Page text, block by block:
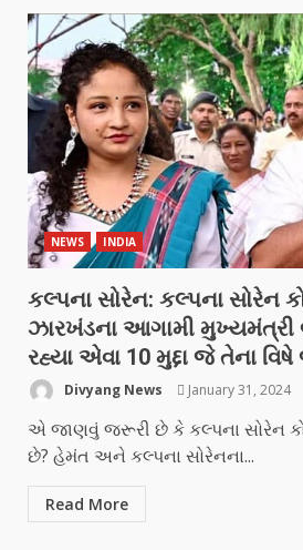
NEWS INDIA
કલ્પના સોરેન: કલ્પના સોરેન
ઝારખંડના આગામી
રહ્યા એવા 10 મુદ્દા જે તેના
Divyang News January 31, 2024
એ જાણવું જરૂરી છે કે કલ્પના સોરેન
છે? હેમંત અને કલ્પના સોરેનના...
Read More